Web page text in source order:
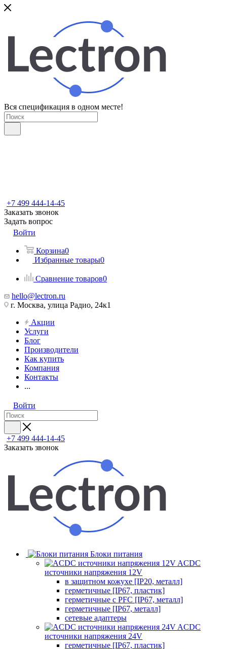
Вся спецификация в одном месте!
+7 499 444-14-45
Заказать звонок
Задать вопрос
Войти
Корзина0
Избранные товары0
Сравнение товаров0
hello@lectron.ru
г. Москва, улица Радио, 24к1
Акции
Услуги
Блог
Производители
Как купить
Компания
Контакты
...
Войти
+7 499 444-14-45
Заказать звонок
Блоки питания
ACDC
источники напряжения 12V
в защитном кожухе [IP20, металл]
герметичные [IP67, пластик]
герметичные с PFC [IP67, металл]
герметичные [IP67, металл]
сетевые адаптеры
ACDC
источники напряжения 24V
герметичные [IP67, пластик]